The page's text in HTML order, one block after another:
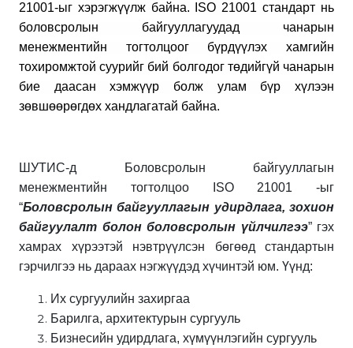
21001-ыг хэрэгжүүлж байна. ISO 21001 стандарт нь
боловсролын байгууллагуудад чанарын
менежментийн тогтолцоог бүрдүүлэх хамгийн
тохиромжтой суурийг бий болгодог төдийгүй чанарын
бие даасан хэмжүүр болж улам бүр хүлээн
зөвшөөрөгдөх хандлагатай байна.
ШУТИС-д Боловсролын байгууллагын
менежментийн тогтолцоо ISO 21001 -ыг
“Боловсролын байгууллагын удирдлага, зохион
байгуулалт болон боловсролын үйлчилгээ” гэх
хамрах хүрээтэй нэвтрүүлсэн бөгөөд стандартын
гэрчилгээ нь дараах нэгжүүдэд хүчинтэй юм. Үүнд:
Их сургуулийн захиргаа
Барилга, архитектурын сургууль
Бизнесийн удирдлага, хүмүүнлэгийн сургууль